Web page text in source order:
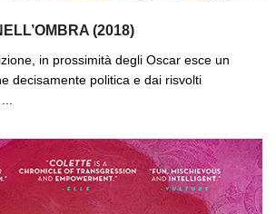
(2018)
in prossimità degli Oscar esce un
decisamente politica e dai risvolti